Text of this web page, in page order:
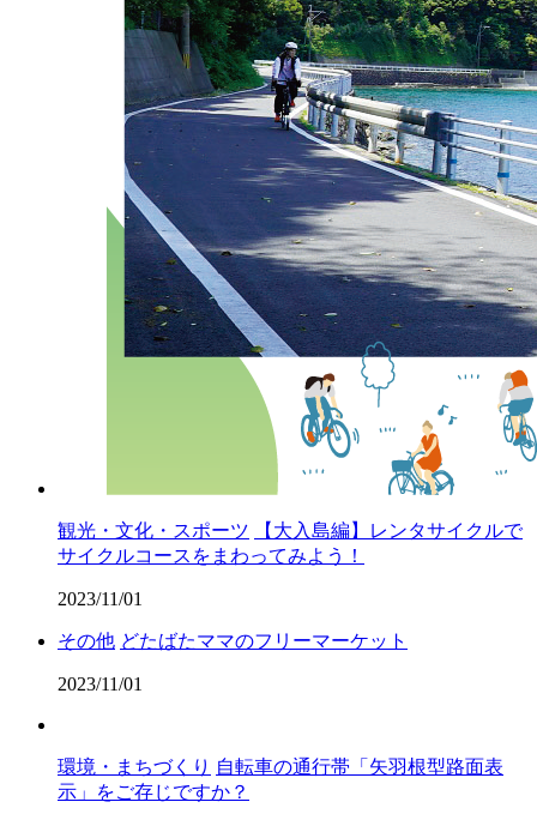
観光・文化・スポーツ
【大入島編】レンタサイクルで
サイクルコースをまわってみよう！
2023/11/01
その他 どたばたママのフリーマーケット
2023/11/01
環境・まちづくり 自転車の通行帯「矢羽根型路面表
示」をご存じですか？